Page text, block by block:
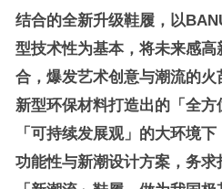
结合的全新升级鞋履，以
型技术性为基本，将未来感
合，爆发艺术创意与潮流的
新型环保材料打造出的「全
「可持续发展观」的大环境
功能性与新潮设计方案，务